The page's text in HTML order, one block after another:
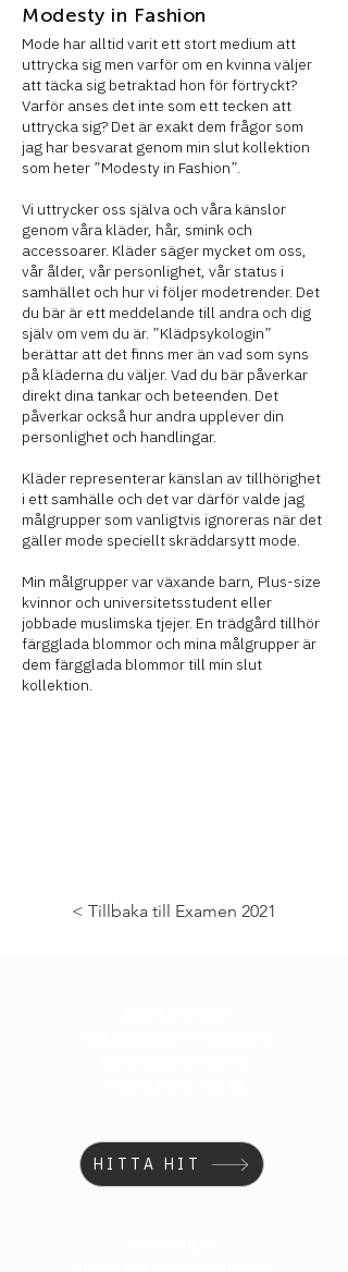
Modesty in Fashion
Mode har alltid varit ett stort medium att
uttrycka sig men varför om en kvinna väljer
att täcka sig betraktad hon för förtryckt?
Varför anses det inte som ett tecken att
uttrycka sig? Det är exakt dem frågor som
jag har besvarat genom min slut kollektion
som heter ”Modesty in Fashion”.
Vi uttrycker oss själva och våra känslor
genom våra kläder, hår, smink och
accessoarer. Kläder säger mycket om oss,
vår ålder, vår personlighet, vår status i
samhället och hur vi följer modetrender. Det
du bär är ett meddelande till andra och dig
själv om vem du är. ”Klädpsykologin”
berättar att det finns mer än vad som syns
på kläderna du väljer. Vad du bär påverkar
direkt dina tankar och beteenden. Det
påverkar också hur andra upplever din
personlighet och handlingar.
Kläder representerar känslan av tillhörighet
i ett samhälle och det var därför valde jag
målgrupper som vanligtvis ignoreras när det
gäller mode speciellt skräddarsytt mode.
Min målgrupper var växande barn, Plus-size
kvinnor och universitetsstudent eller
jobbade muslimska tjejer. En trädgård tillhör
färgglada blommor och mina målgrupper är
dem färgglada blommor till min slut
kollektion.
< Tillbaka till Examen 2021
HITTA HIT